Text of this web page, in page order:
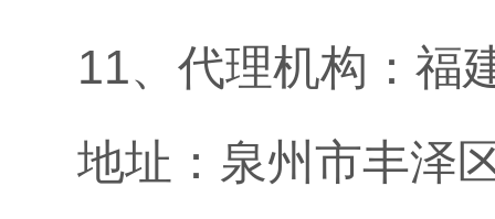
11、代理机构：福
地址：泉州市丰泽